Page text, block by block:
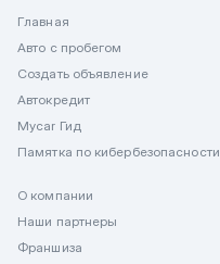
Главная
Авто с пробегом
Создать объявление
Автокредит
Mycar Гид
Памятка по кибербезопасности
О компании
Наши партнеры
Франшиза